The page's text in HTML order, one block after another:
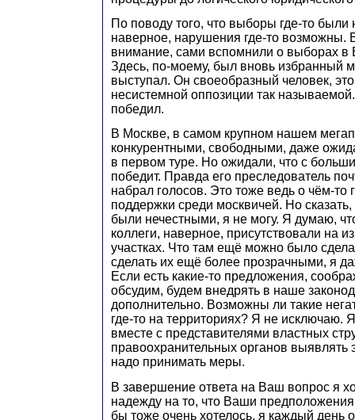
По поводу того, что выборы где‑то
наверное, нарушения где‑то возможны.
внимание, сами вспомнили о выборах в
Здесь, по‑моему, был вновь избранный
выступал. Он своеобразный человек,
несистемной оппозиции так
победил.
В Москве, в самом крупном нашем
конкурентными, свободными, даже
в первом туре. Но ожидали, что с
победит. Правда его преследователь
набрал голосов. Это тоже ведь о чём‑то
поддержки среди москвичей. Но
были нечестными, я не могу. Я думаю,
коллеги, наверное, присутствовали на
участках. Что там ещё можно было
сделать их ещё более прозрачными, я
Если есть какие‑то предложения,
обсудим, будем внедрять в наше
дополнительно. Возможны ли такие
где‑то на территориях? Я не исключаю.
вместе с представителями властных
правоохранительных органов выявлять
надо принимать меры.
В завершение ответа на Ваш вопрос я
надежду на то, что Ваши
бы тоже очень хотелось, я каждый день